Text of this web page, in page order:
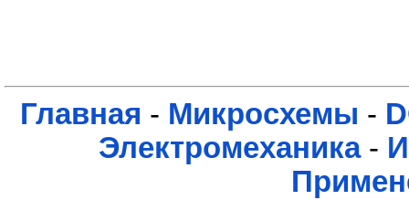
Главная - Микросхемы -
Электромеханика-